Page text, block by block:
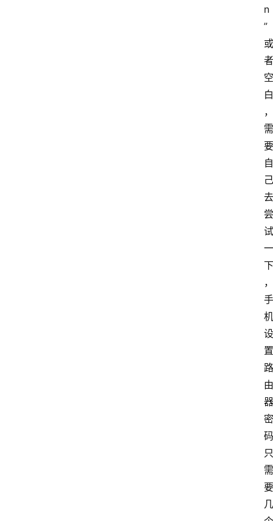
n
”
或
者
空
白
，
需
要
自
己
去
尝
试
一
下
，
手
机
设
置
路
由
器
密
码
只
需
要
几